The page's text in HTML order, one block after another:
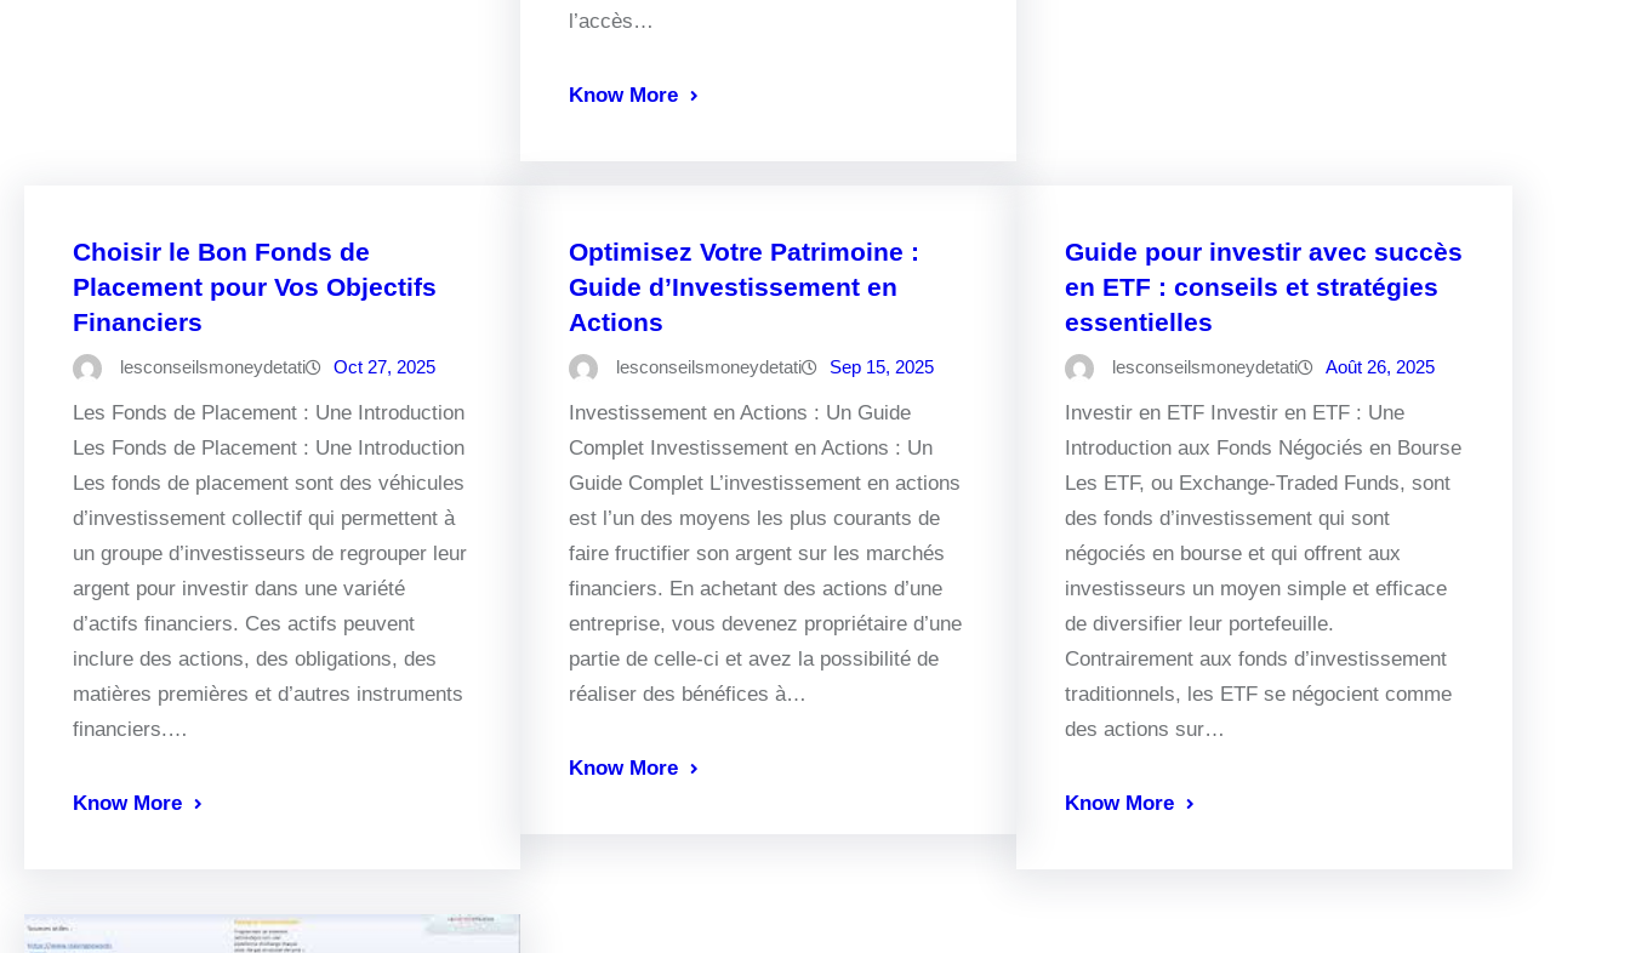
l’accès…
Know More
Choisir le Bon Fonds de
Placement pour Vos Objectifs
Financiers
lesconseilsmoneydetati Oct 27, 2025
Les Fonds de Placement : Une Introduction
Les Fonds de Placement : Une Introduction
Les fonds de placement sont des véhicules
d’investissement collectif qui permettent à
un groupe d’investisseurs de regrouper leur
argent pour investir dans une variété
d’actifs financiers. Ces actifs peuvent
inclure des actions, des obligations, des
matières premières et d’autres instruments
financiers.…
Know More
Optimisez Votre Patrimoine :
Guide d’Investissement en
Actions
lesconseilsmoneydetati Sep 15, 2025
Investissement en Actions : Un Guide
Complet Investissement en Actions : Un
Guide Complet L’investissement en actions
est l’un des moyens les plus courants de
faire fructifier son argent sur les marchés
financiers. En achetant des actions d’une
entreprise, vous devenez propriétaire d’une
partie de celle-ci et avez la possibilité de
réaliser des bénéfices à…
Know More
Guide pour investir avec succès
en ETF : conseils et stratégies
essentielles
lesconseilsmoneydetati Août 26, 2025
Investir en ETF Investir en ETF : Une
Introduction aux Fonds Négociés en Bourse
Les ETF, ou Exchange-Traded Funds, sont
des fonds d’investissement qui sont
négociés en bourse et qui offrent aux
investisseurs un moyen simple et efficace
de diversifier leur portefeuille.
Contrairement aux fonds d’investissement
traditionnels, les ETF se négocient comme
des actions sur…
Know More